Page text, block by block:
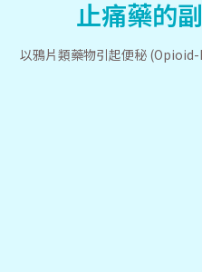
止痛藥的
以鴉片類藥物引起便秘